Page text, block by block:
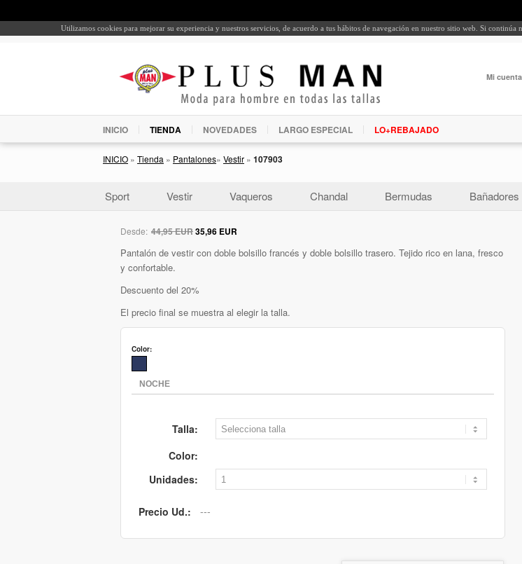
Utilizamos cookies para mejorar su experiencia y nuestros servicios, de acuerdo a tus hábitos de navegación en nuestro sitio web. Si continúa
Mi cuenta
INICIO TIENDA NOVEDADES LARGO ESPECIAL LO+REBAJADO
INICIO » Tienda » Pantalones» Vestir » 107903
Sport Vestir Vaqueros Chandal Bermudas Bañadores
Desde: 44,95 EUR35,96 EUR
Pantalón de vestir con doble bolsillo francés y doble bolsillo trasero. Tejido rico en lana, fresco
y confortable.
Descuento del 20%
El precio final se muestra al elegir la talla.
Color:
Talla:
Color:
Unidades:
Precio Ud.: